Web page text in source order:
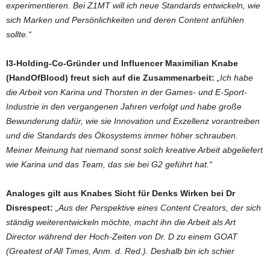
experimentieren. Bei Z1MT will ich neue Standards entwickeln, wie
sich Marken und Persönlichkeiten und deren Content anfühlen
sollte.“
I3-Holding-Co-Gründer und Influencer Maximilian Knabe
(HandOfBlood) freut sich auf die Zusammenarbeit: „Ich habe
die Arbeit von Karina und Thorsten in der Games- und E-Sport-
Industrie in den vergangenen Jahren verfolgt und habe große
Bewunderung dafür, wie sie Innovation und Exzellenz vorantreiben
und die Standards des Ökosystems immer höher schrauben.
Meiner Meinung hat niemand sonst solch kreative Arbeit abgeliefert
wie Karina und das Team, das sie bei G2 geführt hat.“
Analoges gilt aus Knabes Sicht für Denks Wirken bei Dr
Disrespect: „Aus der Perspektive eines Content Creators, der sich
ständig weiterentwickeln möchte, macht ihn die Arbeit als Art
Director während der Hoch-Zeiten von Dr. D zu einem GOAT
(Greatest of All Times, Anm. d. Red.). Deshalb bin ich schier